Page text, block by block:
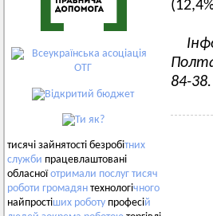
тисячі зайнятості безробітних
служби працевлаштовані
обласноїотримали послуг тисяч
роботи громадян технологічного
найпростіших роботу професій
84-38.